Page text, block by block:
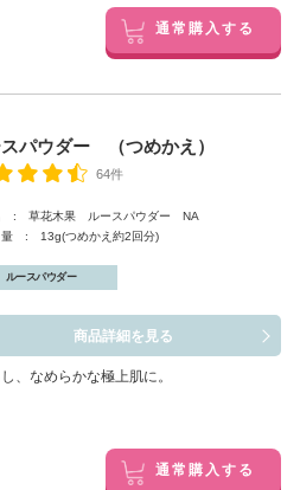
通常購入する
パウダー （つめかえ）
64件
: 草花木果 ルースパウダー NA
: 13g(つめかえ約2回分)
ルースパウダー
商品詳細を見る
、なめらかな極上肌に。
通常購入する